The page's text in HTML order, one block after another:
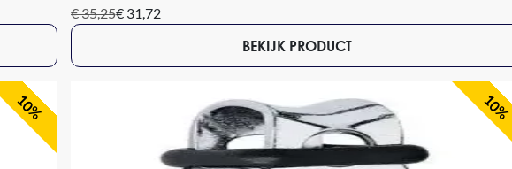
€ 35,25€ 31,72
BEKIJK PRODUCT
10% 10%